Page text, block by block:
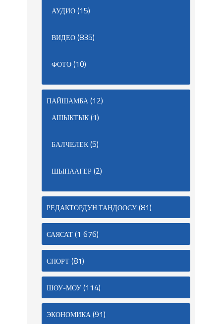
АУДИО(15)
ВИДЕО(835)
ФОТО(10)
ПАЙШАМБА(12)
АШЫКТЫК(1)
БАЛЧЕЛЕК(5)
ШЫПААГЕР(2)
РЕДАКТОРДУН ТАНДООСУ(81)
САЯСАТ(1 676)
СПОРТ(81)
ШОУ-МОУ(114)
ЭКОНОМИКА(91)